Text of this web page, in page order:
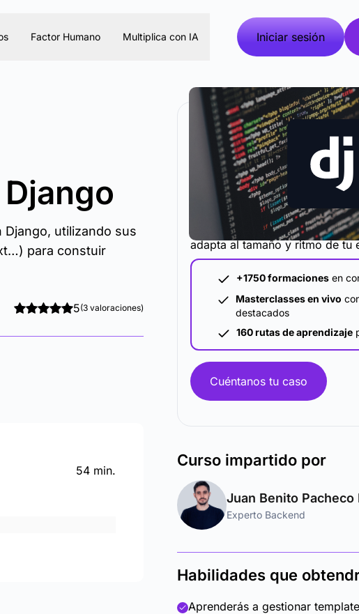
Factor Humano Multiplica con IA Iniciar sesión
utilizando sus
para constuir
5(3 valoraciones)
La metodología y plataforma
adapta al tamaño y ritmo de tu
+1750 formaciones en
Masterclasses en vivo
destacados
160 rutas de aprendizaje
Cuéntanos tu caso
Curso impartido por
Juan Benito Pacheco
Experto Backend
54 min.
Habilidades que
Aprenderás a gestionar